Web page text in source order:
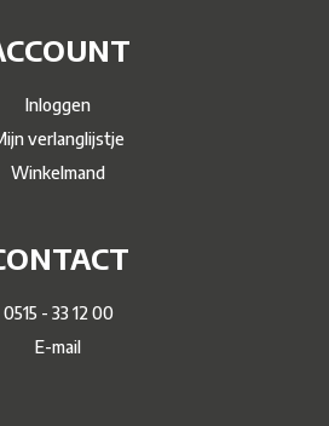
Inloggen
verlanglijstje
Winkelmand
0515 - 33 12 00
E-mail